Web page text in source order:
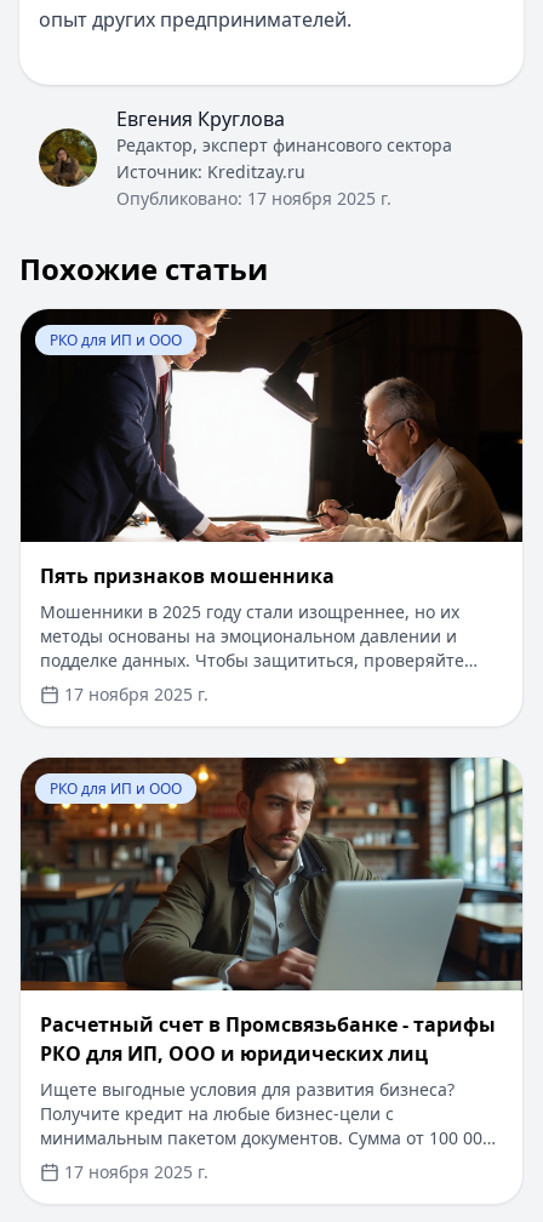
опыт других предпринимателей.
Евгения Круглова
Редактор, эксперт финансового сектора
Источник: Kreditzay.ru
Опубликовано: 17 ноября 2025 г.
Похожие статьи
Перейти к статье:Пять признаков мошенника
РКО для ИП и ООО
Пять признаков мошенника
Мошенники в 2025 году стали изощреннее, но их
методы основаны на эмоциональном давлении и
подделке данных. Чтобы защититься, проверяйте
источники и не сообщайте конфиденциальную
информацию. Для безопасного кредитования
выбирайте проверенные сервисы: займы до 100 000 ₽
с 0% ставкой на первый месяц, оформление за 5
минут без подтверждения дохода и документов.
Кредитный Зай помогает подобрать оптимальные
условия, экономя ваше время и нервы
17 ноября 2025 г.
Перейти к статье:Расчетный счет в
РКО для ИП и ООО
Расчетный счет в Промсвязьбанке - тарифы
РКО для ИП, ООО и юридических лиц
Ищете выгодные условия для развития бизнеса?
Получите кредит на любые бизнес-цели с
минимальным пакетом документов. Сумма от 100 000
до 5 000 000 рублей, срок до 36 месяцев. Одобрение
за 1 день, без залога для действующего бизнеса от 6
месяцев. Специальное предложение: первый месяц
17 ноября 2025 г.